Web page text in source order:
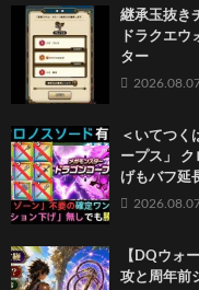
継承玉抜き
ドラクエ
ター
＜いてつく
ープス」
げもバフ延
【DQウォ
攻と周年前